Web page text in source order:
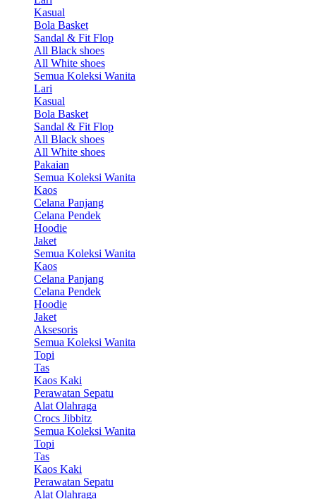
Kasual
Bola Basket
Sandal & Fit Flop
All Black shoes
All White shoes
Semua Koleksi Wanita
Lari
Kasual
Bola Basket
Sandal & Fit Flop
All Black shoes
All White shoes
Pakaian
Semua Koleksi Wanita
Kaos
Celana Panjang
Celana Pendek
Hoodie
Jaket
Semua Koleksi Wanita
Kaos
Celana Panjang
Celana Pendek
Hoodie
Jaket
Aksesoris
Semua Koleksi Wanita
Topi
Tas
Kaos Kaki
Perawatan Sepatu
Alat Olahraga
Crocs Jibbitz
Semua Koleksi Wanita
Topi
Tas
Kaos Kaki
Perawatan Sepatu
Alat Olahraga